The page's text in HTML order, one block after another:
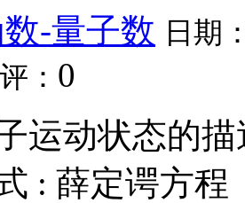
-量子数 日期
： 0
运动状态的
: 薛定谔方程